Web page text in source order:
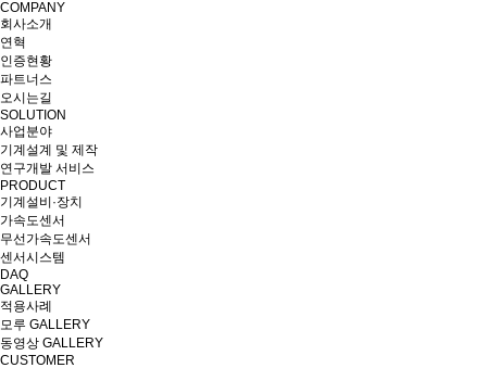
COMPANY
회사소개
연혁
인증현황
파트너스
오시는길
SOLUTION
사업분야
기계설계 및 제작
연구개발 서비스
PRODUCT
기계설비·장치
가속도센서
무선가속도센서
센서시스템
DAQ
GALLERY
적용사례
모루 GALLERY
동영상 GALLERY
CUSTOMER